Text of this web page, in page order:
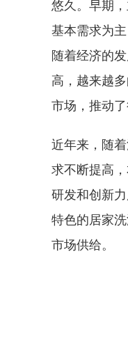
悠久。早期
基本需求为主
随着经济的
高，越来越
市场，推动了
近年来，随
求不断提高
研发和创新
特色的居家
市场供给。